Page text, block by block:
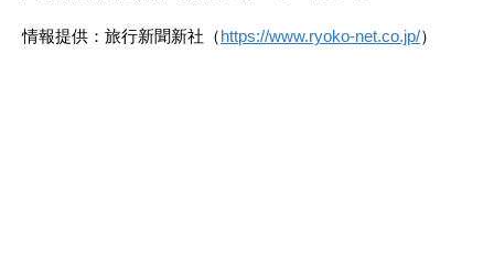
情報提供：旅行新聞新社（https://www.ryoko-net.co.jp/）